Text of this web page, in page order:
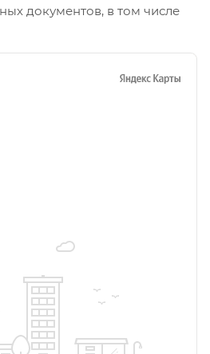
документов, в том числе